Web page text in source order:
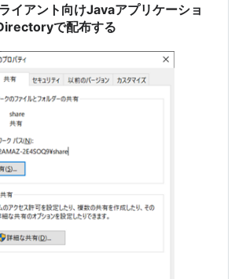
イアント向けJavaアプリケーショ
で配布する